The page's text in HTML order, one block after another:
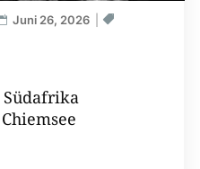
Juni 26, 2026
Südafrika